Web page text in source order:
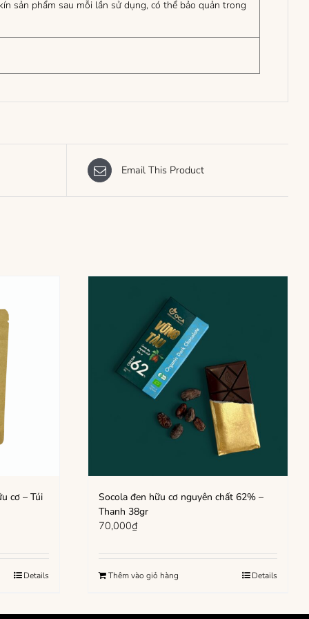
sản phẩm sau mỗi lần sử dụng, có thể bảo quản trong
Email This Product
cơ – Túi
Details
Socola đen hữu cơ nguyên chất 62% –
Thanh 38gr
70,000₫
Thêm vào giỏ hàng Details